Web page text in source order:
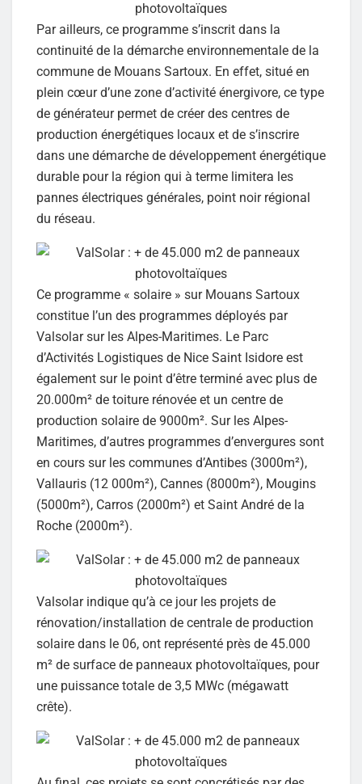
Par ailleurs, ce programme s’inscrit dans la
continuité de la démarche environnementale de la
commune de Mouans Sartoux. En effet, situé en
plein cœur d’une zone d’activité énergivore, ce type
de générateur permet de créer des centres de
production énergétiques locaux et de s’inscrire
dans une démarche de développement énergétique
durable pour la région qui à terme limitera les
pannes électriques générales, point noir régional
du réseau.
Ce programme « solaire » sur Mouans Sartoux
constitue l’un des programmes déployés par
Valsolar sur les Alpes-Maritimes. Le Parc
d’Activités Logistiques de Nice Saint Isidore est
également sur le point d’être terminé avec plus de
20.000m² de toiture rénovée et un centre de
production solaire de 9000m². Sur les Alpes-
Maritimes, d’autres programmes d’envergures sont
en cours sur les communes d’Antibes (3000m²),
Vallauris (12 000m²), Cannes (8000m²), Mougins
(5000m²), Carros (2000m²) et Saint André de la
Roche (2000m²).
Valsolar indique qu’à ce jour les projets de
rénovation/installation de centrale de production
solaire dans le 06, ont représenté près de 45.000
m² de surface de panneaux photovoltaïques, pour
une puissance totale de 3,5 MWc (mégawatt
crête).